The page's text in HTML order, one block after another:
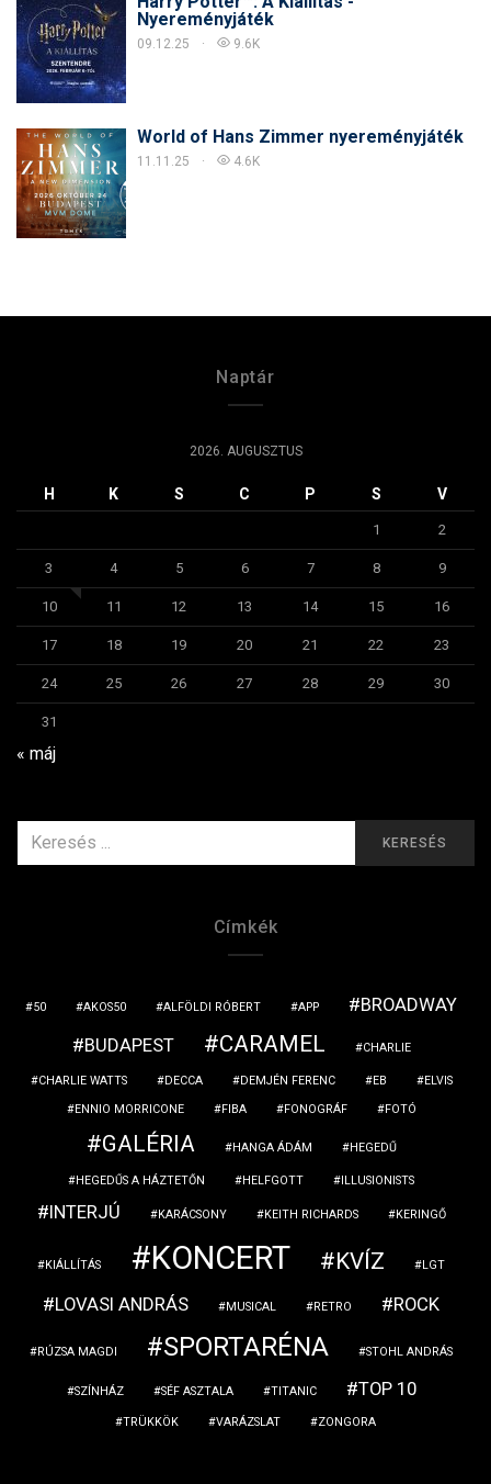
Nyereményjáték
09.12.25 9.6K
World of Hans Zimmer nyereményjáték
11.11.25 4.6K
Naptár
2026. AUGUSZTUS
H K S C P S V
1 2
3 4 5 6 7 8 9
10 11 12 13 14 15 16
17 18 19 20 21 22 23
24 25 26 27 28 29 30
31
« máj
ERRE:
KERESÉS
Címkék
50 AKOS50 ALFÖLDI RÓBERT APP
BROADWAY
BUDAPEST
CARAMEL CHARLIE
CHARLIE WATTS DECCA DEMJÉN FERENC EB
ELVIS
ENNIO MORRICONE
FIBA FONOGRÁF FOTÓ
GALÉRIA HANGA ÁDÁM HEGEDŰ
HEGEDŰS A HÁZTETŐN HELFGOTT ILLUSIONISTS
INTERJÚ KARÁCSONY KEITH RICHARDS KERINGŐ
KIÁLLÍTÁS KONCERT KVÍZ LGT
LOVASI ANDRÁS MUSICAL RETRO ROCK
RÚZSA MAGDI SPORTARÉNA STOHL ANDRÁS
SZÍNHÁZ SÉF ASZTALA TITANIC TOP 10
TRÜKKÖK VARÁZSLAT ZONGORA